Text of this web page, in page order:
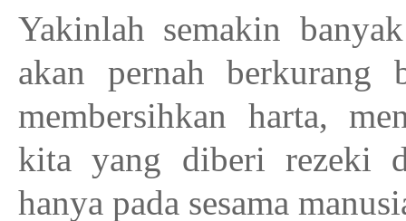
Yakinlah semakin
akan pernah berkurang
membersihkan harta,
kita yang diberi rezeki
hanya pada sesama